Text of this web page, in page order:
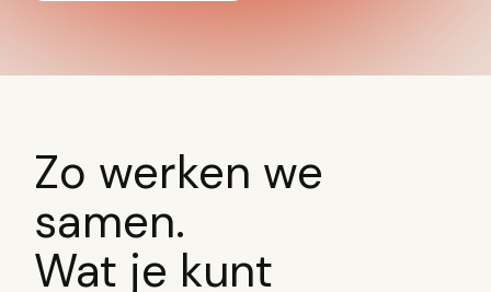
Zo werken we
samen.
Wat je kunt